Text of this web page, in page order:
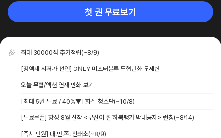
첫 권 무료보기
최대 30000점 추가적립(~8/9)
[정액제 최저가 선언] ONLY 미스터블루 무협만화 무제한
오늘 무협/액션 연재 만화 보기
[최대 5권 무료 / 40%▼] 화질 청소단(~10/8)
[무료쿠폰] 황성 8월 신작 <무신이 된 하북팽가 막내공자> 런칭(~8/14)
[즉시 만원] 대.만.족. 인쇄소(~8/9)